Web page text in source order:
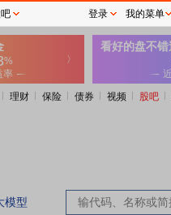
理财 保险 债券 视频 股吧
模型
登录 我的菜单